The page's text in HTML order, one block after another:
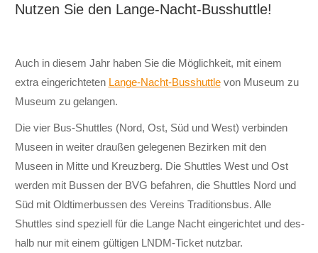
Nutzen Sie den Lange-Nacht-Busshuttle!
Auch in diesem Jahr haben Sie die Möglich­keit, mit einem
extra ein­gerichteten Lange-Nacht-Bus­shuttlevon Museum zu
Museum zu gelangen.
Die vier Bus-Shuttles (Nord, Ost, Süd und West) ver­binden
Museen in weiter draußen ge­legenen Be­zirken mit den
Museen in Mitte und Kreuz­berg. Die Shuttles West und Ost
werden mit Bussen der BVG be­fahren, die Shuttles Nord und
Süd mit Old­timer­bussen des Vereins Traditions­bus. Alle
Shuttles sind speziell für die Lange Nacht ein­ge­richtet und des­
halb nur mit einem gültigen LNDM-Ticket nutz­bar.